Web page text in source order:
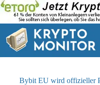
Zum
Inhalt
springen
Bybit EU wird offizieller